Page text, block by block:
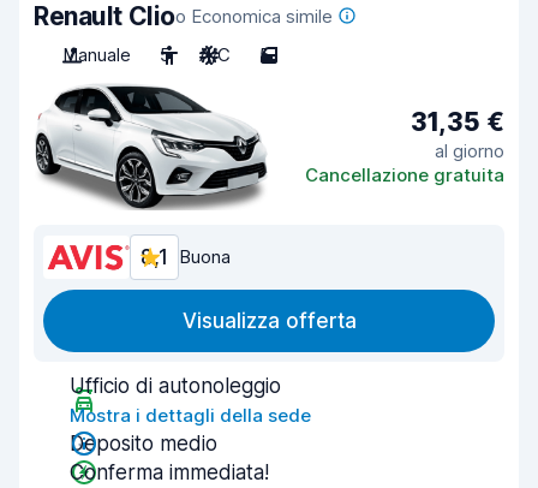
Renault Clioo Economica simile
Manuale
5 A/C 5
31,35 €
al giorno
Cancellazione gratuita
8,1 Buona
Visualizza offerta
Ufficio di autonoleggio
Mostra i dettagli della sede
Deposito medio
Conferma immediata!